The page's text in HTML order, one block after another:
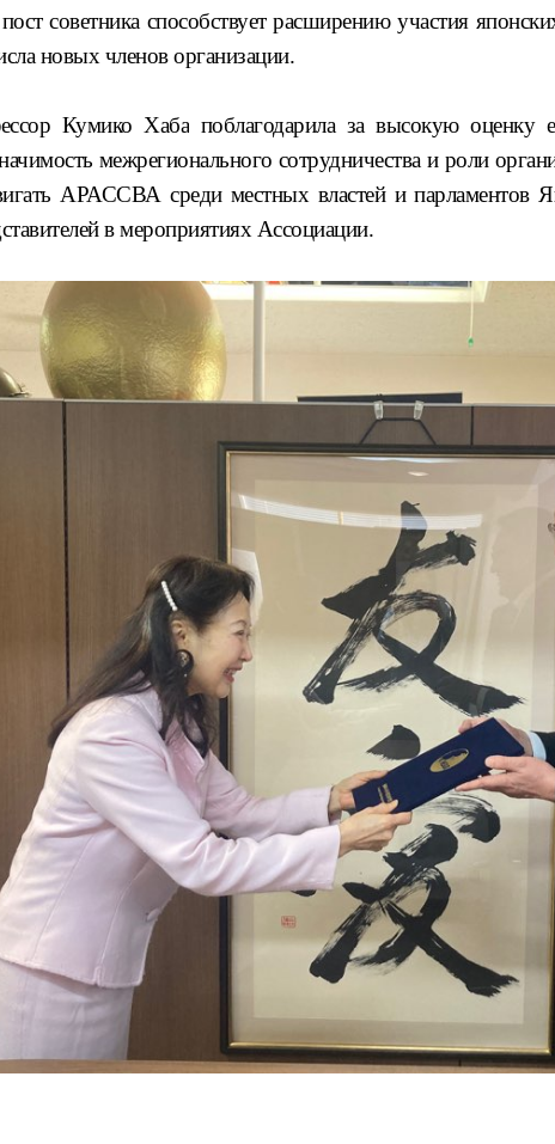
советника способствует расширению участия
новых членов организации.
Кумико Хаба поблагодарила за высокую оценку
межрегионального сотрудничества и роли
АРАССВА среди местных властей и парламентов
в мероприятиях Ассоциации.